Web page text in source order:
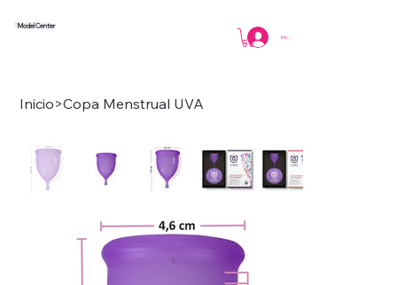
Iniciar sesión
Model Center
Inicio>Copa Menstrual UVA